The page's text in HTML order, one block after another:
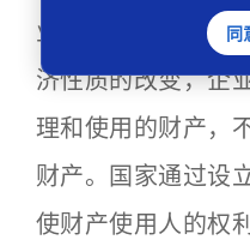
业经营管理方法的
济性质的改变，企
理和使用的财产，
财产。国家通过设
使财产使用人的权
同